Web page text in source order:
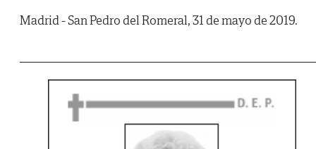
Madrid - San Pedro del Romeral, 31 de mayo de 2019.